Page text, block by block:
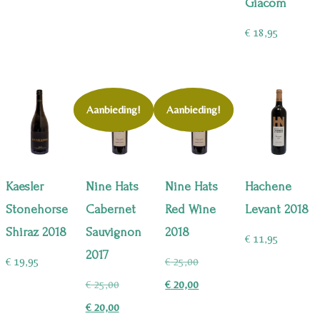
Giacom
€18,95
Kaesler
Stonehorse
Shiraz 2018
€ 19,95
Aanbieding!
Nine Hats
Cabernet
Sauvignon
2017
€25,00Oorspronkelijke
prijs
€20,00Huidige
Aanbieding!
Nine Hats
Red Wine
2018
€25,00Oorspronkelijke
prijs
€20,00Huidige
Hachene
Levant 2018
€11,95